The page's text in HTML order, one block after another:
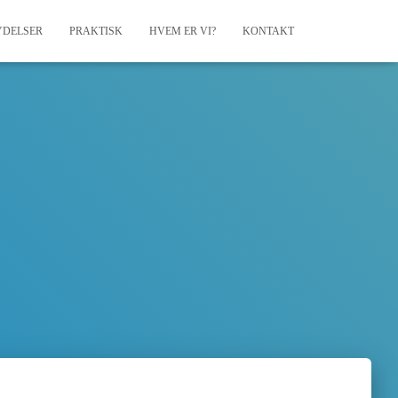
PRAKTISK HVEM ER VI? KONTAKT